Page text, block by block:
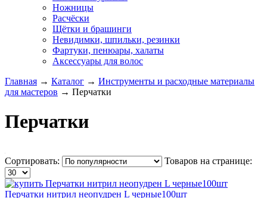
Ножницы
Расчёски
Щётки и брашинги
Невидимки, шпильки, резинки
Фартуки, пенюары, халаты
Аксессуары для волос
Главная → Каталог → Инструменты и расходные материалы
для мастеров → Перчатки
Перчатки
Сортировать: Товаров на странице:
Перчатки нитрил неопудрен L черные100шт